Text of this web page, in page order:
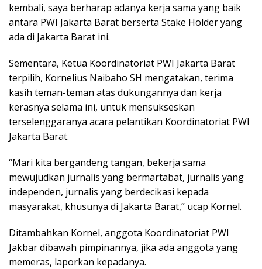
kembali, saya berharap adanya kerja sama yang baik
antara PWI Jakarta Barat berserta Stake Holder yang
ada di Jakarta Barat ini.
Sementara, Ketua Koordinatoriat PWI Jakarta Barat
terpilih, Kornelius Naibaho SH mengatakan, terima
kasih teman-teman atas dukungannya dan kerja
kerasnya selama ini, untuk mensukseskan
terselenggaranya acara pelantikan Koordinatoriat PWI
Jakarta Barat.
“Mari kita bergandeng tangan, bekerja sama
mewujudkan jurnalis yang bermartabat, jurnalis yang
independen, jurnalis yang berdecikasi kepada
masyarakat, khusunya di Jakarta Barat,” ucap Kornel.
Ditambahkan Kornel, anggota Koordinatoriat PWI
Jakbar dibawah pimpinannya, jika ada anggota yang
memeras, laporkan kepadanya.